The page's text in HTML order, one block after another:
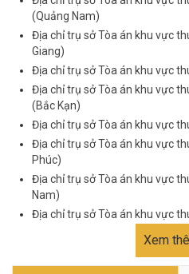
(Quảng Nam)
Địa chỉ trụ sở Tòa án khu vực
Giang)
Địa chỉ trụ sở Tòa án khu vực
Địa chỉ trụ sở Tòa án khu vực
(Bắc Kạn)
Địa chỉ trụ sở Tòa án khu vực
Địa chỉ trụ sở Tòa án khu vực
Phúc)
Địa chỉ trụ sở Tòa án khu vực
Nam)
Địa chỉ trụ sở Tòa án khu vực
Xem